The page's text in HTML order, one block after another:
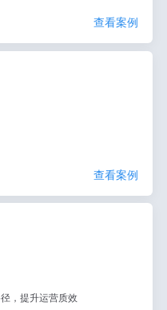
查看案例
查看案例
，提升运营质效